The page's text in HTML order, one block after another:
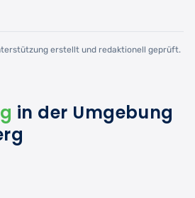
erstellt und redaktionell geprüft.
in der Umgebung